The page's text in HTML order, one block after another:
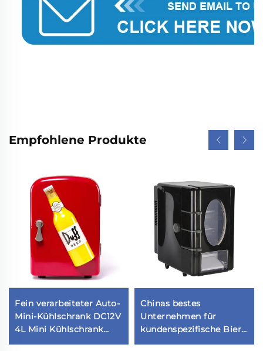
Empfohlene Produkte
Fein verarbeiteter Auto-
Mini-Kühlschrank DC12V
4L Mini Kühlschrank
Tiefkühler Auto-
Chinas bestes
Unternehmen für
kundenspezifische Bier-
Minikühlschränke, 12-V-